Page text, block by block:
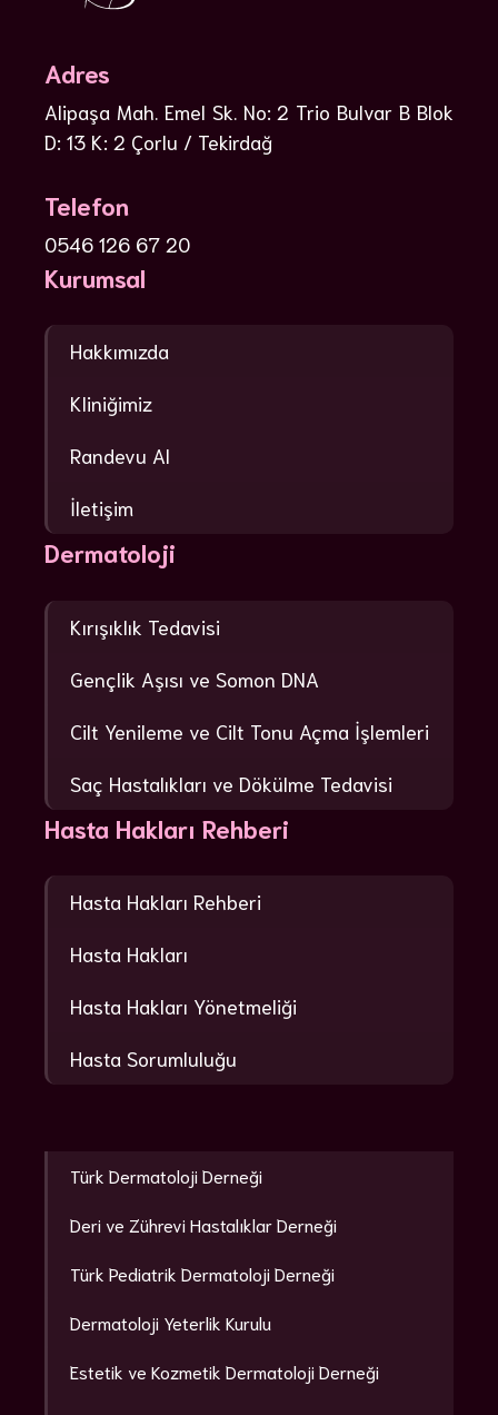
Adres
Alipaşa Mah. Emel Sk. No: 2 Trio Bulvar B Blok
D: 13 K: 2 Çorlu / Tekirdağ
Telefon
0546 126 67 20
Kurumsal
Hakkımızda
Kliniğimiz
Randevu Al
İletişim
Dermatoloji
Kırışıklık Tedavisi
Gençlik Aşısı ve Somon DNA
Cilt Yenileme ve Cilt Tonu Açma İşlemleri
Saç Hastalıkları ve Dökülme Tedavisi
Hasta Hakları Rehberi
Hasta Hakları Rehberi
Hasta Hakları
Hasta Hakları Yönetmeliği
Hasta Sorumluluğu
Türk Dermatoloji Derneği
Deri ve Zührevi Hastalıklar Derneği
Türk Pediatrik Dermatoloji Derneği
Dermatoloji Yeterlik Kurulu
Estetik ve Kozmetik Dermatoloji Derneği